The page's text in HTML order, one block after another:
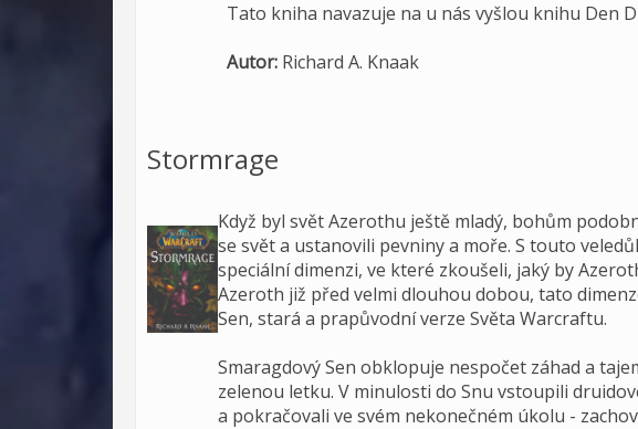
Tato kniha navazuje na u nás vyšlou knihu Den
Autor: Richard A. Knaak
Stormrage
Když byl svět Azerothu ještě mladý, bohům
se svět a ustanovili pevniny a moře. S touto
speciální dimenzi, ve které zkoušeli, jaký by
Azeroth již před velmi dlouhou dobou, tato
Sen, stará a prapůvodní verze Světa Warcraftu.
Smaragdový Sen obklopuje nespočet záhad a
zelenou letku. V minulosti do Snu vstoupili
a pokračovali ve svém nekonečném úkolu -